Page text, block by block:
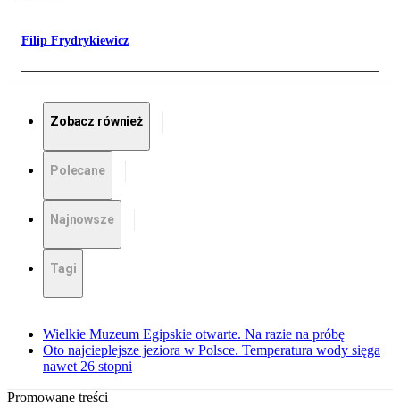
Filip Frydrykiewicz
Zobacz również
Polecane
Najnowsze
Tagi
Wielkie Muzeum Egipskie otwarte. Na razie na próbę
Oto najcieplejsze jeziora w Polsce. Temperatura wody sięga
nawet 26 stopni
Promowane treści